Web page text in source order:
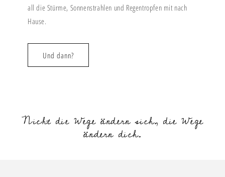
all die Stürme, Sonnenstrahlen und Regentropfen mit nach
Hause.
Und dann?
Nicht die Wege ändern sich, die Wege
ändern dich.